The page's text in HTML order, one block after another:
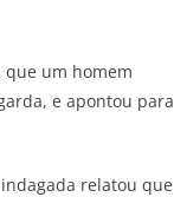
um homem
e apontou para
relatou que